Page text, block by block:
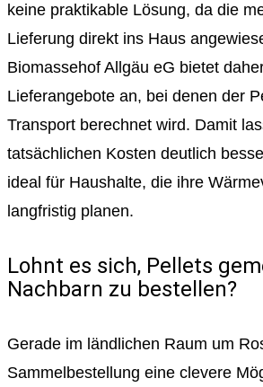
keine praktikable Lösung, da die
Lieferung direkt ins Haus
Biomassehof Allgäu eG bietet
Lieferangebote an, bei denen der
Transport berechnet wird. Damit
tatsächlichen Kosten deutlich
ideal für Haushalte, die ihre
langfristig planen.
Lohnt es sich, Pellets
Nachbarn zu bestellen?
Gerade im ländlichen Raum um
Sammelbestellung eine clevere